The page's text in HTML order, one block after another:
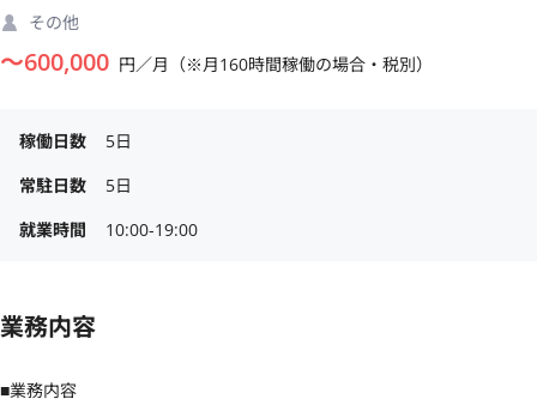
その他
〜600,000 円／月（※月160時間稼働の場合・税別）
稼働日数
5日
常駐日数
5日
就業時間
10:00-19:00
業務内容
■業務内容